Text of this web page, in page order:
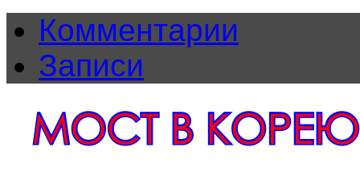
Комментарии
Записи